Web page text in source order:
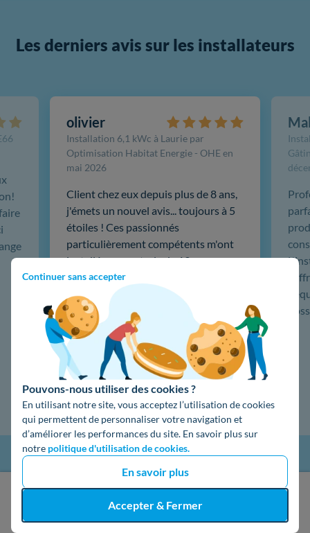
Continuer sans accepter
Pouvons-nous utiliser des cookies ?
En utilisant notre site, vous acceptez l’utilisation de cookies
qui permettent de personnaliser votre navigation et
d’améliorer les performances du site. En savoir plus sur
notre politique d'utilisation de cookies.
En savoir plus
Accepter & Fermer
J'obtiens un devis gratuit
Les derniers avis sur les installateurs
olivier
Installation 6,1 kWc à Laurie par
Optimisation Habitat Energie - OHE en
mai 2026
Client chez eux depuis plus de 8 ans,
j'émets un nouvel avis... toujours à 5
étoiles ! Ces passionnés
particulièrement compétents m'ont
installé une centrale de 19 panneaux
solaires, puis une sauvegarde
batterie 5kw Emphase, du très haut
de gamme. …
Lire la suite